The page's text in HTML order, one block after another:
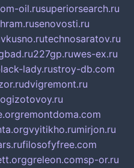
oil.rusuperiorsearch.ru
senovosti.ru
technosaratov.ru
227gp.ruwes-ex.ru
lady.rustroy-db.com
dvigremont.ru
remontdoma.com
vyitikho.rumirjon.ru
filosofyfree.com
greleon.comsp-or.ru